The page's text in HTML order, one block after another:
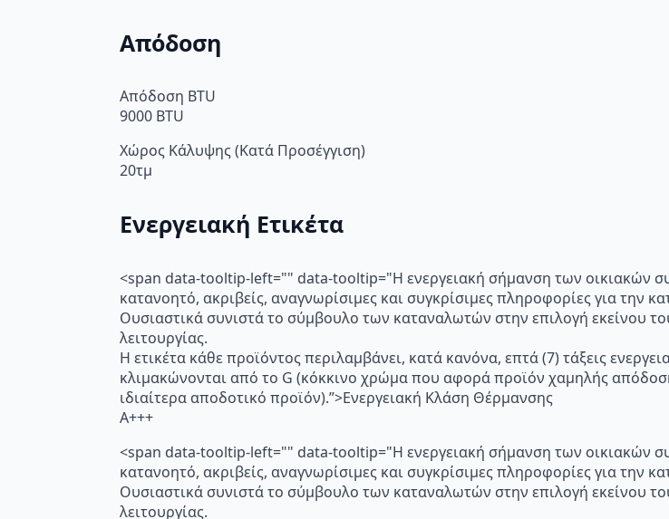
Απόδοση
Απόδοση BTU
9000 BTU
Χώρος Κάλυψης (Κατά Προσέγγιση)
20τμ
Ενεργειακή Ετικέτα
<span data-tooltip-left="" data-tooltip="Η ενεργειακή σήμανση των οικιακών
κατανοητό, ακριβείς, αναγνωρίσιμες και συγκρίσιμες πληροφορίες για την
Ουσιαστικά συνιστά το σύμβουλο των καταναλωτών στην επιλογή εκείνου
λειτουργίας.
Η ετικέτα κάθε προϊόντος περιλαμβάνει, κατά κανόνα, επτά (7) τάξεις
κλιμακώνονται από το G (κόκκινο χρώμα που αφορά προϊόν χαμηλής
ιδιαίτερα αποδοτικό προϊόν).”>Ενεργειακή Κλάση Θέρμανσης
A+++
<span data-tooltip-left="" data-tooltip="Η ενεργειακή σήμανση των οικιακών
κατανοητό, ακριβείς, αναγνωρίσιμες και συγκρίσιμες πληροφορίες για την
Ουσιαστικά συνιστά το σύμβουλο των καταναλωτών στην επιλογή εκείνου
λειτουργίας.